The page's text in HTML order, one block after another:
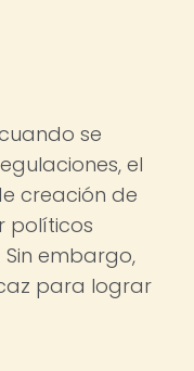
se
el
creación de
políticos
embargo,
para lograr